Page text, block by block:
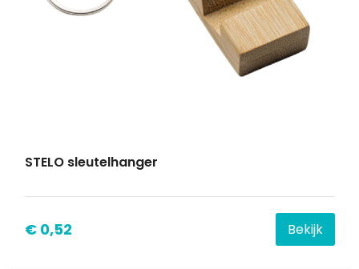
STELO sleutelhanger
€ 0,52 Bekijk